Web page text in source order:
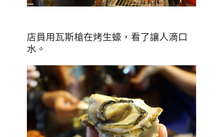
店員用瓦斯槍在烤生蠔，看了讓人滴口
水。